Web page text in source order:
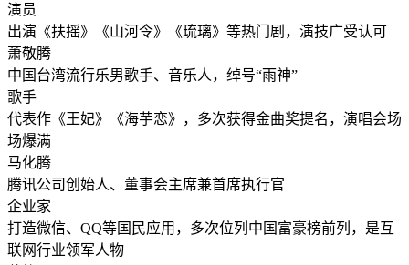
演员
出演《扶摇》《山河令》《琉璃》等热门剧，演技广受认可
萧敬腾
中国台湾流行乐男歌手、音乐人，绰号“雨神”
歌手
代表作《王妃》《海芋恋》，多次获得金曲奖提名，演唱会场
场爆满
马化腾
腾讯公司创始人、董事会主席兼首席执行官
企业家
打造微信、QQ等国民应用，多次位列中国富豪榜前列，是互
联网行业领军人物